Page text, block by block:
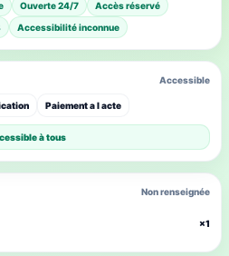
Ouverte 24/7
Accès réservé
Accessibilité inconnue
Non renseignée
×1
Accessible
Paiement a l acte
à tous